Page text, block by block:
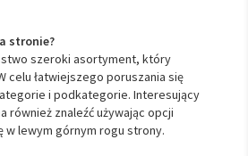
stronie?
szeroki asortyment, który
celu łatwiejszego poruszania się
i podkategorie. Interesujący
również znaleźć używając opcji
w lewym górnym rogu strony.